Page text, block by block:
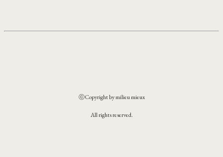
ⓒCopyright by milieu mieux
All rights reserved.